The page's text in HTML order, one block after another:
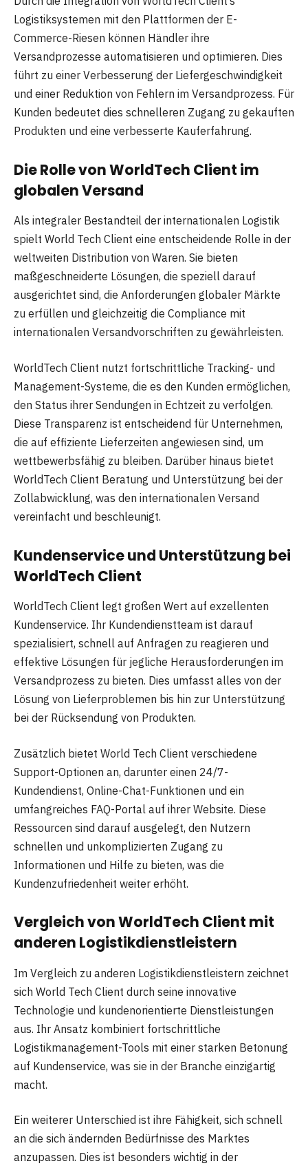
Logistiksystemen mit den Plattformen der E-
Commerce-Riesen können Händler ihre
Versandprozesse automatisieren und optimieren. Dies
führt zu einer Verbesserung der Liefergeschwindigkeit
und einer Reduktion von Fehlern im Versandprozess. Für
Kunden bedeutet dies schnelleren Zugang zu gekauften
Produkten und eine verbesserte Kauferfahrung.
Die Rolle von WorldTech Client im
globalen Versand
Als integraler Bestandteil der internationalen Logistik
spielt World Tech Client eine entscheidende Rolle in der
weltweiten Distribution von Waren. Sie bieten
maßgeschneiderte Lösungen, die speziell darauf
ausgerichtet sind, die Anforderungen globaler Märkte
zu erfüllen und gleichzeitig die Compliance mit
internationalen Versandvorschriften zu gewährleisten.
WorldTech Client nutzt fortschrittliche Tracking- und
Management-Systeme, die es den Kunden ermöglichen,
den Status ihrer Sendungen in Echtzeit zu verfolgen.
Diese Transparenz ist entscheidend für Unternehmen,
die auf effiziente Lieferzeiten angewiesen sind, um
wettbewerbsfähig zu bleiben. Darüber hinaus bietet
WorldTech Client Beratung und Unterstützung bei der
Zollabwicklung, was den internationalen Versand
vereinfacht und beschleunigt.
Kundenservice und Unterstützung bei
WorldTech Client
WorldTech Client legt großen Wert auf exzellenten
Kundenservice. Ihr Kundendienstteam ist darauf
spezialisiert, schnell auf Anfragen zu reagieren und
effektive Lösungen für jegliche Herausforderungen im
Versandprozess zu bieten. Dies umfasst alles von der
Lösung von Lieferproblemen bis hin zur Unterstützung
bei der Rücksendung von Produkten.
Zusätzlich bietet World Tech Client verschiedene
Support-Optionen an, darunter einen 24/7-
Kundendienst, Online-Chat-Funktionen und ein
umfangreiches FAQ-Portal auf ihrer Website. Diese
Ressourcen sind darauf ausgelegt, den Nutzern
schnellen und unkomplizierten Zugang zu
Informationen und Hilfe zu bieten, was die
Kundenzufriedenheit weiter erhöht.
Vergleich von WorldTech Client mit
anderen Logistikdienstleistern
Im Vergleich zu anderen Logistikdienstleistern zeichnet
sich World Tech Client durch seine innovative
Technologie und kundenorientierte Dienstleistungen
aus. Ihr Ansatz kombiniert fortschrittliche
Logistikmanagement-Tools mit einer starken Betonung
auf Kundenservice, was sie in der Branche einzigartig
macht.
Ein weiterer Unterschied ist ihre Fähigkeit, sich schnell
an die sich ändernden Bedürfnisse des Marktes
anzupassen. Dies ist besonders wichtig in der